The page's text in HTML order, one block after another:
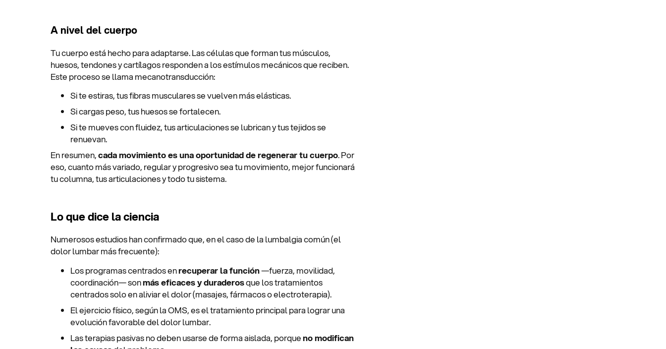
A nivel del cuerpo
Tu cuerpo está hecho para adaptarse. Las células que forman tus músculos,
huesos, tendones y cartílagos responden a los estímulos mecánicos que reciben.
Este proceso se llama mecanotransducción:
Si te estiras, tus fibras musculares se vuelven más elásticas.
Si cargas peso, tus huesos se fortalecen.
Si te mueves con fluidez, tus articulaciones se lubrican y tus tejidos se
renuevan.
En resumen,cada movimiento es una oportunidad de regenerar tu cuerpo. Por
eso, cuanto más variado, regular y progresivo sea tu movimiento, mejor funcionará
tu columna, tus articulaciones y todo tu sistema.
Lo que dice la ciencia
Numerosos estudios han confirmado que, en el caso de la lumbalgia común (el
dolor lumbar más frecuente):
Los programas centrados enrecuperar la función—fuerza, movilidad,
coordinación— sonmás eficaces y duraderosque los tratamientos
centrados solo en aliviar el dolor (masajes, fármacos o electroterapia).
El ejercicio físico, según la OMS, es el tratamiento principal para lograr una
evolución favorable del dolor lumbar.
Las terapias pasivas no deben usarse de forma aislada, porqueno modifican